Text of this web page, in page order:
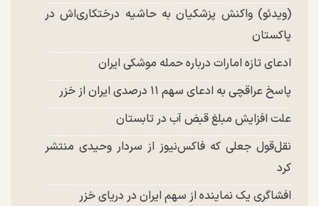
(ویدئو) واکنش پزشکیان به حاشیه درختکاری‌اش در
پاکستان
ادعای تازه امارات درباره حمله موشکی ایران
پاسخ عراقچی به ادعای سهم ۱۱ درصدی ایران از خزر
علت افزایش مبلغ قبض آب در تابستان
نقل‌قول جعلی که فاکس‌نیوز از سردار وحیدی منتشر
کرد
افشاگری یک نماینده از سهم ایران در دریای خزر